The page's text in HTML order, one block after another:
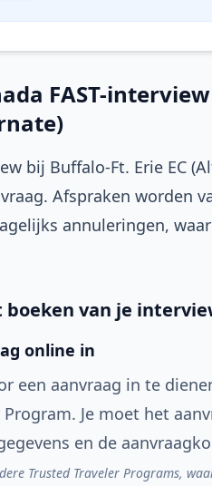
FAST-
bij Buffalo-Ft. Erie EC
Afspraken worden
annuleringen,
boeken van je
online in
een aanvraag in te
Program. Je moet het
en de
Trusted Traveler Programs,